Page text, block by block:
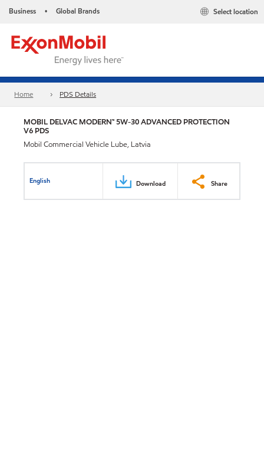
Business • Global Brands Select location
Home PDS Details
MOBIL DELVAC MODERN™ 5W-30 ADVANCED PROTECTION
V6 PDS
Mobil Commercial Vehicle Lube, Latvia
English Download Share